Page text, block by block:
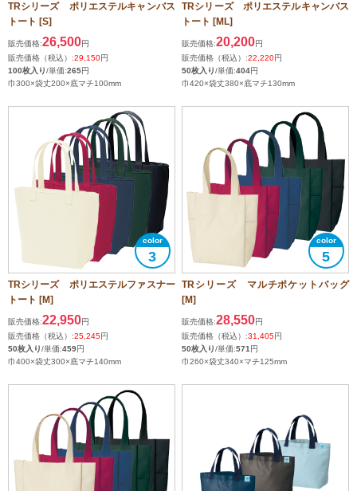
TRシリーズ ポリエステルキャンバス
トート [S]
販売価格:26,500円
販売価格（税込）:29,150円
100枚入り/単価:265円
巾300×袋丈200×底マチ100mm
TRシリーズ ポリエステルキャンバス
トート [ML]
販売価格:20,200円
販売価格（税込）:22,220円
50枚入り/単価:404円
巾420×袋丈380×底マチ130mm
3
TRシリーズ ポリエステルファスナー
トート [M]
販売価格:22,950円
販売価格（税込）:25,245円
50枚入り/単価:459円
巾400×袋丈300×底マチ140mm
5
TRシリーズ マルチポケットバッグ
[M]
販売価格:28,550円
販売価格（税込）:31,405円
50枚入り/単価:571 円
巾260×袋丈340×マチ125mm